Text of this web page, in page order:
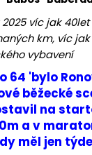
2025 víc jak
km, víc
vybavení
64 'bylo
běžecké
na
a v
měl jen
RONHILL